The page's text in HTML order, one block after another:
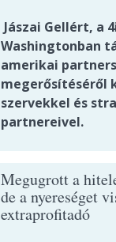
Jászai Gellért, a
Washingtonban
amerikai
megerősítéséről
szervekkel és
partnereivel.
Megugrott a
de a nyereséget
extraprofitadó